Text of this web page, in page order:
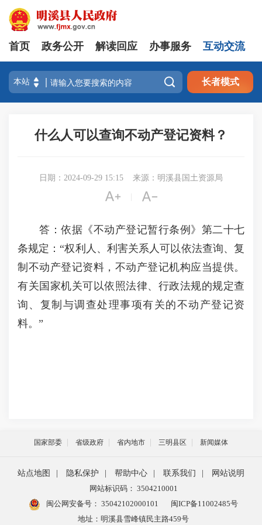
首页 政务公开 解读回应 办事服务 互动交流
 长者模式
什么人可以查询不动产登记资料？
日期：2024-09-29 15:15 来源：明溪县国土资源局
 
答：依据《不动产登记暂行条例》第二十七
条规定：“权利人、利害关系人可以依法查询、复
制不动产登记资料，不动产登记机构应当提供。
有关国家机关可以依照法律、行政法规的规定查
询、复制与调查处理事项有关的不动产登记资
料。”
国家部委 省级政府 省内地市 三明县区 新闻媒体
站点地图 隐私保护 帮助中心 联系我们
网站说明
网站标识码： 3504210001
闽公网安备号： 35042102000101
闽ICP备11002485号
地址：明溪县雪峰镇民主路459号